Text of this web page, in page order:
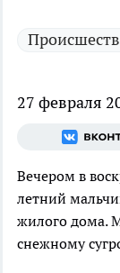
27 февраля
Вечером в
летний
жилого дома.
снежному